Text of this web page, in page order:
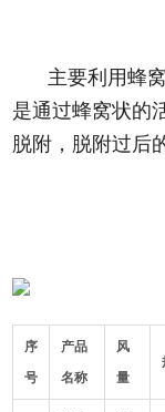
主要利用蜂
是通过蜂窝状的
脱附，脱附过后
序
号
产品
名称
风
量